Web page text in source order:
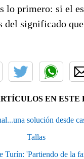
lo primero: si el
del significado
EN ESTE
solución desde
Tallas
Turín: 'Partiendo de la